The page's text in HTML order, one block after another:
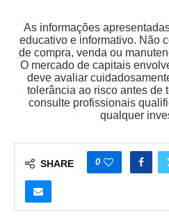
As informações
educativo e informativo. Não
de compra, venda ou
O mercado de capitais
deve avaliar
tolerância ao risco antes de
consulte profissionais
qualquer
SHARE 0